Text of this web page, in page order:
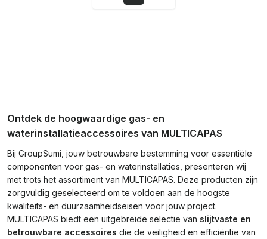
Ontdek de hoogwaardige gas- en
waterinstallatieaccessoires van MULTICAPAS
Bij GroupSumi, jouw betrouwbare bestemming voor essentiële
componenten voor gas- en waterinstallaties, presenteren wij
met trots het assortiment van MULTICAPAS. Deze producten zijn
zorgvuldig geselecteerd om te voldoen aan de hoogste
kwaliteits- en duurzaamheidseisen voor jouw project.
MULTICAPAS biedt een uitgebreide selectie van slijtvaste en
betrouwbare accessoires die de veiligheid en efficiëntie van